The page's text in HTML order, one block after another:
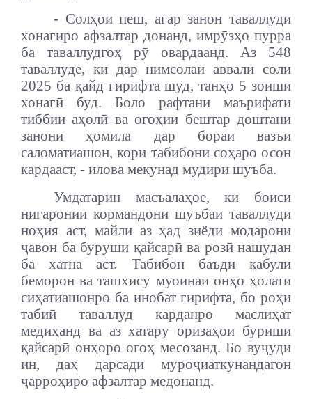
- Солҳои пеш, агар занон таваллуди
хонагиро афзалтар донанд, имрӯзҳо пурра
ба таваллудгоҳ рӯ овардаанд. Аз 548
таваллуде, ки дар нимсолаи аввали соли
2025 ба қайд гирифта шуд, танҳо 5 зоиши
хонагӣ буд. Боло рафтани маърифати
тиббии аҳолӣ ва огоҳии бештар доштани
занони ҳомила дар бораи вазъи
саломатиашон, кори табибони соҳаро осон
кардааст, - илова мекунад мудири шуъба.
Умдатарин масъалаҳое, ки боиси
нигаронии кормандони шуъбаи таваллуди
ноҳия аст, майли аз ҳад зиёди модарони
ҷавон ба буруши қайсарӣ ва розӣ нашудан
ба хатна аст. Табибон баъди қабули
беморон ва ташхису муоинаи онҳо ҳолати
сиҳатиашонро ба инобат гирифта, бо роҳи
табиӣ таваллуд карданро маслиҳат
медиҳанд ва аз хатару оризаҳои буриши
қайсарӣ онҳоро огоҳ месозанд. Бо вуҷуди
ин, даҳ дарсади муроҷиаткунандагон
ҷарроҳиро афзалтар медонанд.